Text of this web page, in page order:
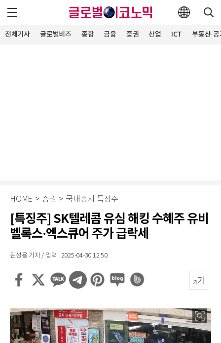
전체기사 글로벌비즈 종합 금융 증권 산업 ICT 부동산·
HOME > 증권 > 국내증시 특징주
[특징주] SK텔레콤 유심 해킹 수혜주 유비
벨록스·엑스큐어 주가 급락세
김성용 기자 / 입력 : 2025-04-30 12:50